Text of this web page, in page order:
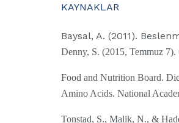
KAYNAKLAR
Baysal, A. (2011).
Denny, S. (2015, Temmuz
Food and Nutrition Board.
Amino Acids. National
Tonstad, S., Malik, N., &